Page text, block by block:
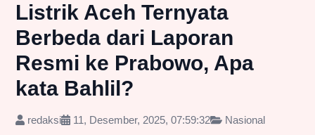
Listrik Aceh Ternyata
Berbeda dari Laporan
Resmi ke Prabowo, Apa
kata Bahlil?
redaksi 11, Desember, 2025, 07:59:32 Nasional